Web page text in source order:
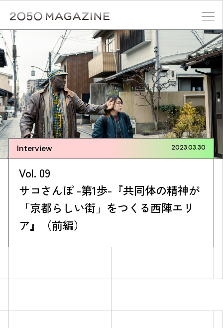
content
検索する
Interview 2023.03.30
Vol. 09
サコさんぽ -第1歩-『共同体の精神が
「京都らしい街」をつくる西陣エリ
ア』（前編）